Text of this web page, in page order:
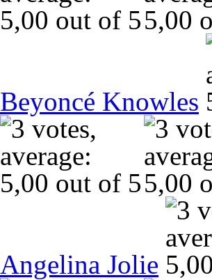
Beyoncé Knowles
Angelina Jolie